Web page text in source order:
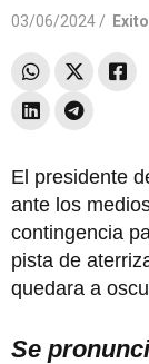
03/06/2024 /
El presidente
ante los
contingencia
pista de
quedara a
Se